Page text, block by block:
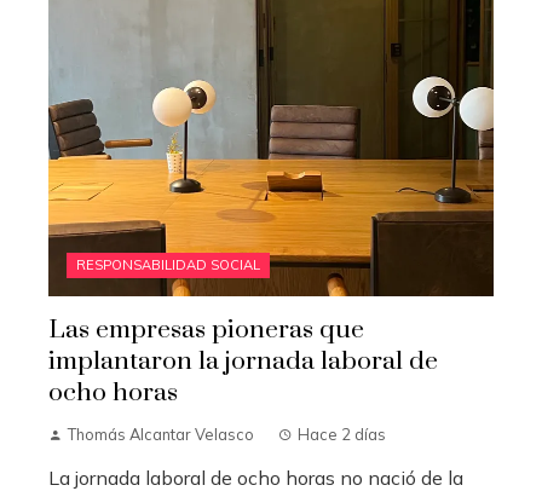
RESPONSABILIDAD SOCIAL
Las empresas pioneras que
implantaron la jornada laboral de
ocho horas
Thomás Alcantar Velasco Hace 2 días
La jornada laboral de ocho horas no nació de la